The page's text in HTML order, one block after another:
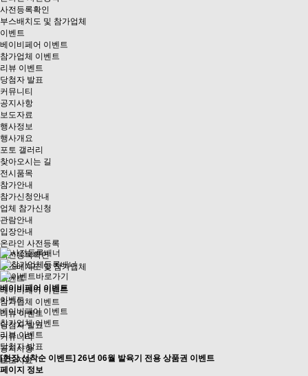
사전등록확인
부스배치도 및 참가업체
이벤트
베이비페어 이벤트
참가업체 이벤트
리뷰 이벤트
당첨자 발표
커뮤니티
공지사항
보도자료
행사정보
행사개요
포토 갤러리
찾아오시는 길
전시품목
참가안내
참가신청안내
업체 참가신청
관람안내
입장안내
온라인 사전등록
사전등록확인
부스배치도 및 참가업체
이벤트
베이비페어 이벤트
참가업체 이벤트
리뷰 이벤트
당첨자 발표
커뮤니티
공지사항
보도자료
베이비페어 이벤트
이벤트
베이비페어 이벤트
참가업체 이벤트
리뷰 이벤트
당첨자 발표
[현장 선착순 이벤트] 26년 06월 발육기 전용 상품권 이벤트
페이지 정보